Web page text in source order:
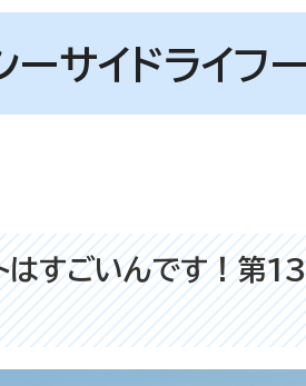
サイドライフ
はすごいんです！第